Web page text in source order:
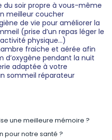
du soir propre à vous-même
meilleur coucher
de vie pour améliorer la
(prise d’un repas léger le
physique…)
fraiche et aérée afin
d’oxygène pendant la nuit
adaptée à votre
sommeil réparateur
une meilleure mémoire ?
pour notre santé ?